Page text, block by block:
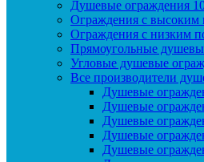
Душевые ограждения
Ограждения с высоким
Ограждения с низким
Прямоугольные
Угловые душевые
Все производители
Душевые
Душевые
Душевые
Душевые
Душевые